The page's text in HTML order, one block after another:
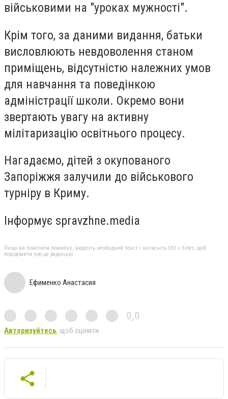
військовими на "уроках мужності".
Крім того, за даними видання, батьки
висловлюють невдоволення станом
приміщень, відсутністю належних умов
для навчання та поведінкою
адміністрації школи. Окремо вони
звертають увагу на активну
мілітаризацію освітнього процесу.
Нагадаємо, дітей з окупованого
Запоріжжя залучили до військового
турніру в Криму.
Інформує spravzhne.media
Якщо ви помітили помилку, виділіть необхідний текст і натисніть Ctrl + Enter, щоб
повідомити про це редакцію
Ефименко Анастасия
0,0
Авторизуйтесь, щоб оцінити